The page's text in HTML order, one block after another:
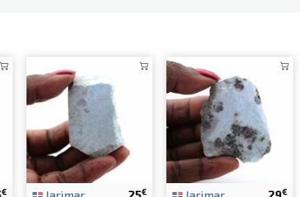
€ 25€
larimar 29€
larimar